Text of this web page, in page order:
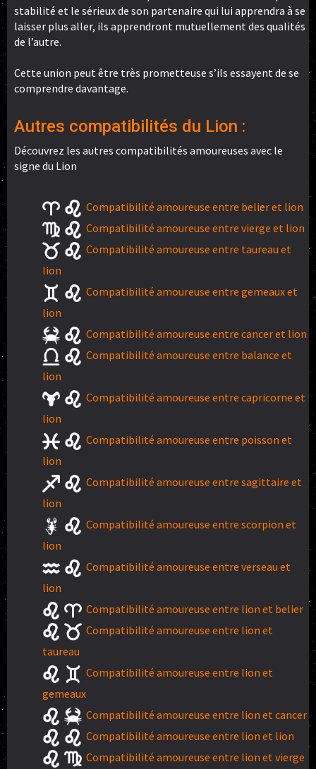
stabilité et le sérieux de son partenaire qui lui apprendra à se
laisser plus aller, ils apprendront mutuellement des qualités
de l’autre.
Cette union peut être très prometteuse s’ils essayent de se
comprendre davantage.
Autres compatibilités du Lion :
Découvrez les autres compatibilités amoureuses avec le
signe du Lion
Compatibilité amoureuse entre belier et lion
Compatibilité amoureuse entre vierge et lion
Compatibilité amoureuse entre taureau et
lion
Compatibilité amoureuse entre gemeaux et
lion
Compatibilité amoureuse entre cancer et lion
Compatibilité amoureuse entre balance et
lion
Compatibilité amoureuse entre capricorne et
lion
Compatibilité amoureuse entre poisson et
lion
Compatibilité amoureuse entre sagittaire et
lion
Compatibilité amoureuse entre scorpion et
lion
Compatibilité amoureuse entre verseau et
lion
Compatibilité amoureuse entre lion et belier
Compatibilité amoureuse entre lion et
taureau
Compatibilité amoureuse entre lion et
gemeaux
Compatibilité amoureuse entre lion et cancer
Compatibilité amoureuse entre lion et lion
Compatibilité amoureuse entre lion et vierge